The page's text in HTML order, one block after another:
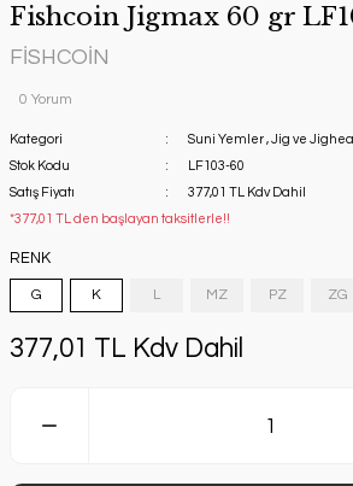
Fishcoin Jigmax 60 gr
FİSHCOİN
0 Yorum
Kategori Suni Yemler ,Jig ve
Stok Kodu
LF103-60
Satış Fiyatı
377,01 TL Kdv Dahil
*377,01 TL den başlayan taksitlerle!!
RENK
G K L MZ PZ ZG
377,01 TL Kdv Dahil